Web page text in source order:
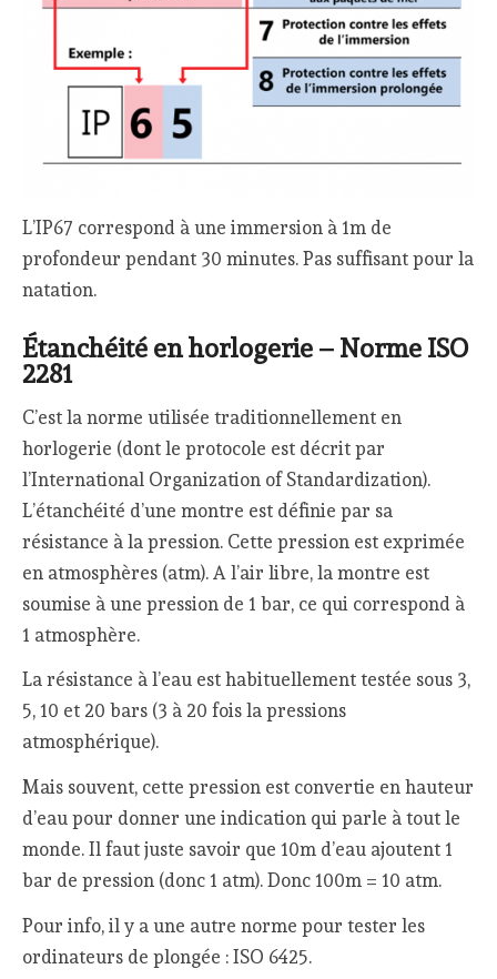
L’IP67 correspond à une immersion à 1m de
profondeur pendant 30 minutes. Pas suffisant pour la
natation.
Étanchéité en horlogerie – Norme ISO
2281
C’est la norme utilisée traditionnellement en
horlogerie (dont le protocole est décrit par
l’International Organization of Standardization).
L’étanchéité d’une montre est définie par sa
résistance à la pression. Cette pression est exprimée
en atmosphères (atm). A l’air libre, la montre est
soumise à une pression de 1 bar, ce qui correspond à
1 atmosphère.
La résistance à l’eau est habituellement testée sous 3,
5, 10 et 20 bars (3 à 20 fois la pressions
atmosphérique).
Mais souvent, cette pression est convertie en hauteur
d’eau pour donner une indication qui parle à tout le
monde. Il faut juste savoir que 10m d’eau ajoutent 1
bar de pression (donc 1 atm). Donc 100m = 10 atm.
Pour info, il y a une autre norme pour tester les
ordinateurs de plongée : ISO 6425.